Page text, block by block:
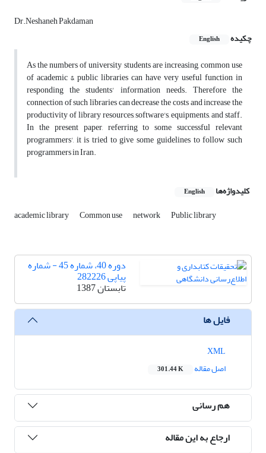
Dr.Neshaneh Pakdaman
چکیده
English
As the numbers of university students are increasing, common use
of academic & public libraries can have very useful function in
responding the students' information needs. Therefore the
connection of such libraries can decrease the costs and increase the
productivity of library resources, software's, equipments, and staff.
In the present paper, referring to some successful relevant
programmers', it is tried to give some guidelines to follow such
programmers in Iran.
کلیدواژه‌ها English
academic library Common use network Public library
دوره 40، شماره 45 - شماره
پیاپی 282226
تابستان 1387
فایل ها
اصل مقاله
301.44 K
هم رسانی
ارجاع به این مقاله